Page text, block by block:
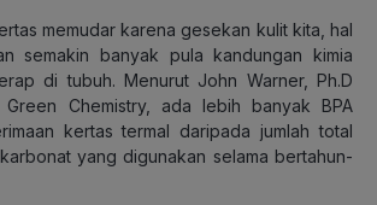
memudar karena gesekan kulit kita, hal
semakin banyak pula kandungan kimia
di tubuh. Menurut John Warner, Ph.D
Chemistry, ada lebih banyak BPA
kertas termal daripada jumlah total
yang digunakan selama bertahun-